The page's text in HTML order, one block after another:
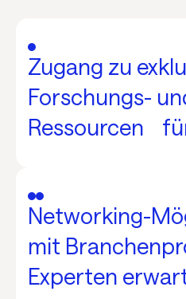
Zugang zu
Forschungs-
Ressourcen
Networking-
mit
Experten